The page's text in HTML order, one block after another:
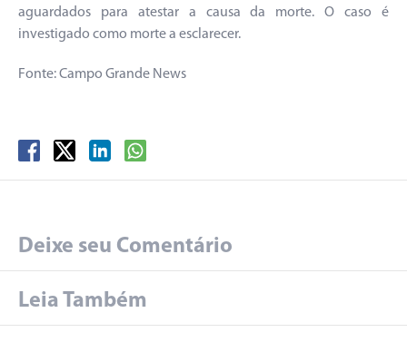
aguardados para atestar a causa da morte. O caso é
investigado como morte a esclarecer.
Fonte: Campo Grande News
Deixe seu Comentário
Leia Também